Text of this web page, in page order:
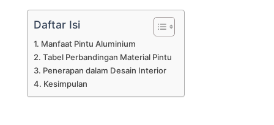
Daftar Isi
Manfaat Pintu Aluminium
Tabel Perbandingan Material Pintu
Penerapan dalam Desain Interior
Kesimpulan